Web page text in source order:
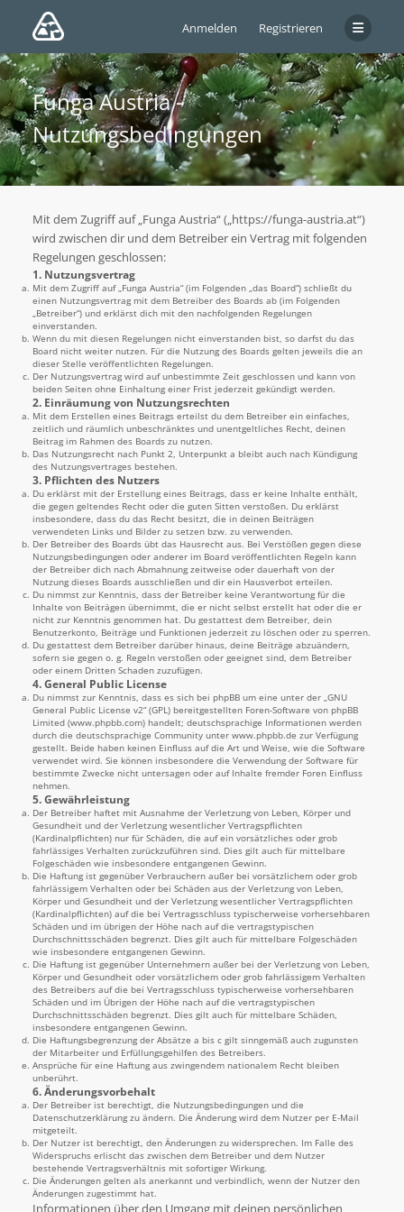
Anmelden Registrieren
Funga Austria -
Nutzungsbedingungen
Mit dem Zugriff auf „Funga Austria“ („https://funga-austria.at“)
wird zwischen dir und dem Betreiber ein Vertrag mit folgenden
Regelungen geschlossen:
1. Nutzungsvertrag
Mit dem Zugriff auf „Funga Austria“ (im Folgenden „das Board“) schließt du
einen Nutzungsvertrag mit dem Betreiber des Boards ab (im Folgenden
„Betreiber“) und erklärst dich mit den nachfolgenden Regelungen
einverstanden.
Wenn du mit diesen Regelungen nicht einverstanden bist, so darfst du das
Board nicht weiter nutzen. Für die Nutzung des Boards gelten jeweils die an
dieser Stelle veröffentlichten Regelungen.
Der Nutzungsvertrag wird auf unbestimmte Zeit geschlossen und kann von
beiden Seiten ohne Einhaltung einer Frist jederzeit gekündigt werden.
2. Einräumung von Nutzungsrechten
Mit dem Erstellen eines Beitrags erteilst du dem Betreiber ein einfaches,
zeitlich und räumlich unbeschränktes und unentgeltliches Recht, deinen
Beitrag im Rahmen des Boards zu nutzen.
Das Nutzungsrecht nach Punkt 2, Unterpunkt a bleibt auch nach Kündigung
des Nutzungsvertrages bestehen.
3. Pflichten des Nutzers
Du erklärst mit der Erstellung eines Beitrags, dass er keine Inhalte enthält,
die gegen geltendes Recht oder die guten Sitten verstoßen. Du erklärst
insbesondere, dass du das Recht besitzt, die in deinen Beiträgen
verwendeten Links und Bilder zu setzen bzw. zu verwenden.
Der Betreiber des Boards übt das Hausrecht aus. Bei Verstößen gegen diese
Nutzungsbedingungen oder anderer im Board veröffentlichten Regeln kann
der Betreiber dich nach Abmahnung zeitweise oder dauerhaft von der
Nutzung dieses Boards ausschließen und dir ein Hausverbot erteilen.
Du nimmst zur Kenntnis, dass der Betreiber keine Verantwortung für die
Inhalte von Beiträgen übernimmt, die er nicht selbst erstellt hat oder die er
nicht zur Kenntnis genommen hat. Du gestattest dem Betreiber, dein
Benutzerkonto, Beiträge und Funktionen jederzeit zu löschen oder zu sperren.
Du gestattest dem Betreiber darüber hinaus, deine Beiträge abzuändern,
sofern sie gegen o. g. Regeln verstoßen oder geeignet sind, dem Betreiber
oder einem Dritten Schaden zuzufügen.
4. General Public License
Du nimmst zur Kenntnis, dass es sich bei phpBB um eine unter der „GNU
General Public License v2“ (GPL) bereitgestellten Foren-Software von phpBB
Limited (www.phpbb.com) handelt; deutschsprachige Informationen werden
durch die deutschsprachige Community unter www.phpbb.de zur Verfügung
gestellt. Beide haben keinen Einfluss auf die Art und Weise, wie die Software
verwendet wird. Sie können insbesondere die Verwendung der Software für
bestimmte Zwecke nicht untersagen oder auf Inhalte fremder Foren Einfluss
nehmen.
5. Gewährleistung
Der Betreiber haftet mit Ausnahme der Verletzung von Leben, Körper und
Gesundheit und der Verletzung wesentlicher Vertragspflichten
(Kardinalpflichten) nur für Schäden, die auf ein vorsätzliches oder grob
fahrlässiges Verhalten zurückzuführen sind. Dies gilt auch für mittelbare
Folgeschäden wie insbesondere entgangenen Gewinn.
Die Haftung ist gegenüber Verbrauchern außer bei vorsätzlichem oder grob
fahrlässigem Verhalten oder bei Schäden aus der Verletzung von Leben,
Körper und Gesundheit und der Verletzung wesentlicher Vertragspflichten
(Kardinalpflichten) auf die bei Vertragsschluss typischerweise vorhersehbaren
Schäden und im übrigen der Höhe nach auf die vertragstypischen
Durchschnittsschäden begrenzt. Dies gilt auch für mittelbare Folgeschäden
wie insbesondere entgangenen Gewinn.
Die Haftung ist gegenüber Unternehmern außer bei der Verletzung von Leben,
Körper und Gesundheit oder vorsätzlichem oder grob fahrlässigem Verhalten
des Betreibers auf die bei Vertragsschluss typischerweise vorhersehbaren
Schäden und im Übrigen der Höhe nach auf die vertragstypischen
Durchschnittsschäden begrenzt. Dies gilt auch für mittelbare Schäden,
insbesondere entgangenen Gewinn.
Die Haftungsbegrenzung der Absätze a bis c gilt sinngemäß auch zugunsten
der Mitarbeiter und Erfüllungsgehilfen des Betreibers.
Ansprüche für eine Haftung aus zwingendem nationalem Recht bleiben
unberührt.
6. Änderungsvorbehalt
Der Betreiber ist berechtigt, die Nutzungsbedingungen und die
Datenschutzerklärung zu ändern. Die Änderung wird dem Nutzer per E-Mail
mitgeteilt.
Der Nutzer ist berechtigt, den Änderungen zu widersprechen. Im Falle des
Widerspruchs erlischt das zwischen dem Betreiber und dem Nutzer
bestehende Vertragsverhältnis mit sofortiger Wirkung.
Die Änderungen gelten als anerkannt und verbindlich, wenn der Nutzer den
Änderungen zugestimmt hat.
Informationen über den Umgang mit deinen persönlichen